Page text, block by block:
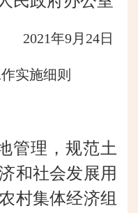
9月24日
实施细则
管理，规范土
和社会发展用
村集体经济组